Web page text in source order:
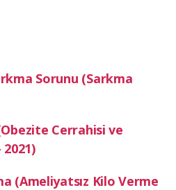
Sorunu (Sarkma
Cerrahisi ve
2021)
(Ameliyatsız Kilo Verme